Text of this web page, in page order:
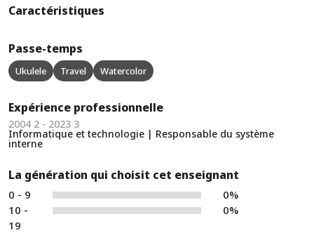
Caractéristiques
Passe-temps
Ukulele Travel Watercolor
Expérience professionnelle
2004 2 - 2023 3
Informatique et technologie | Responsable du système
interne
La génération qui choisit cet enseignant
0 - 9
0%
10 -
19
0%